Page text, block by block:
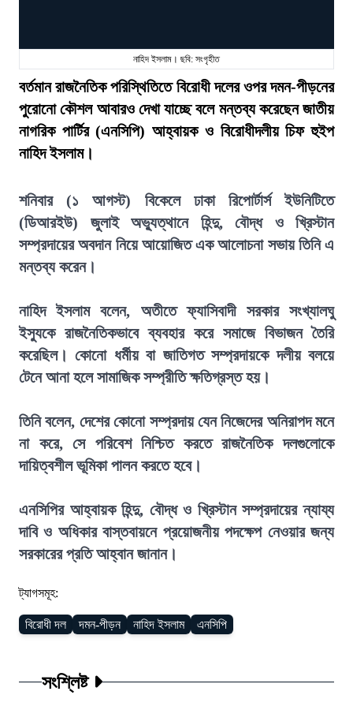
নাহিদ ইসলাম। ছবি: সংগৃহীত
বর্তমান রাজনৈতিক পরিস্থিতিতে বিরোধী দলের ওপর দমন-পীড়নের
পুরোনো কৌশল আবারও দেখা যাচ্ছে বলে মন্তব্য করেছেন জাতীয়
নাগরিক পার্টির (এনসিপি) আহ্বায়ক ও বিরোধীদলীয় চিফ হুইপ
নাহিদ ইসলাম।
শনিবার (১ আগস্ট) বিকেলে ঢাকা রিপোর্টার্স ইউনিটিতে
(ডিআরইউ) জুলাই অভ্যুত্থানে হিন্দু, বৌদ্ধ ও খ্রিস্টান
সম্প্রদায়ের অবদান নিয়ে আয়োজিত এক আলোচনা সভায় তিনি এ
মন্তব্য করেন।
নাহিদ ইসলাম বলেন, অতীতে ফ্যাসিবাদী সরকার সংখ্যালঘু
ইস্যুকে রাজনৈতিকভাবে ব্যবহার করে সমাজে বিভাজন তৈরি
করেছিল। কোনো ধর্মীয় বা জাতিগত সম্প্রদায়কে দলীয় বলয়ে
টেনে আনা হলে সামাজিক সম্প্রীতি ক্ষতিগ্রস্ত হয়।
তিনি বলেন, দেশের কোনো সম্প্রদায় যেন নিজেদের অনিরাপদ মনে
না করে, সে পরিবেশ নিশ্চিত করতে রাজনৈতিক দলগুলোকে
দায়িত্বশীল ভূমিকা পালন করতে হবে।
এনসিপির আহ্বায়ক হিন্দু, বৌদ্ধ ও খ্রিস্টান সম্প্রদায়ের ন্যায্য
দাবি ও অধিকার বাস্তবায়নে প্রয়োজনীয় পদক্ষেপ নেওয়ার জন্য
সরকারের প্রতি আহ্বান জানান।
ট্যাগসমূহ:
বিরোধী দল দমন-পীড়ন নাহিদ ইসলাম এনসিপি
সংশ্লিষ্ট